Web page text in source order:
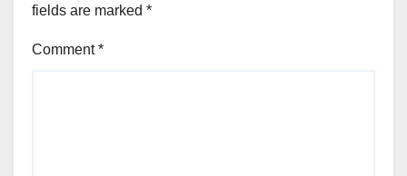
fields are marked *
Comment*